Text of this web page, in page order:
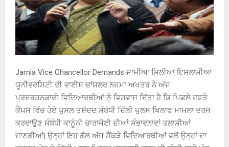
Jamia Vice Chancellor Demands ਜਾਮੀਆ ਮਿਲੀਆ ਇਸਲਾਮੀਆ
ਯੂਨੀਵਰਸਿਟੀ ਦੀ ਵਾਈਸ ਚਾਂਸਲਰ ਨਜਮਾ ਅਖਤਰ ਨੇ ਅੱਜ
ਪ੍ਰਦਰਸ਼ਨਕਾਰੀ ਵਿਦਿਆਰਥੀਆਂ ਨੂੰ ਵਿਸ਼ਵਾਸ ਦਿੱਤਾ ਹੈ ਕਿ ਪਿਛਲੇ ਹਫਤੇ
ਕੈਂਪਸ ਵਿੱਚ ਹੋਏ ਪੁਸਲ ਤਸ਼ੱਦਦ ਸੰਬੰਧੀ ਦਿੱਲੀ ਪੁਲਸ ਖਿਲਾਫ ਮਾਮਲਾ ਦਰਜ
ਕਰਵਾਉਣ ਸੰਬੰਧੀ ਕਾਨੂੰਨੀ ਚਾਰਾਜੋਈ ਦੀਆਂ ਸੰਭਾਵਨਾਵਾਂ ਤਲਾਸ਼ੀਆਂ
ਜਾਣਗੀਆਂ| ਉਨ੍ਹਾਂ ਇਹ ਗੱਲ ਅੱਜ ਸੈਂਕੜੇ ਵਿਦਿਆਰਥੀਆਂ ਵਲੋਂ ਉਨ੍ਹਾਂ ਦਾ